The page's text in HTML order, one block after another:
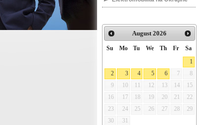
August 2026
Su Mo Tu We Th Fr
Sa
1
2
3 4 5 6 7
8
9
10 11 12 13 14
15
16
17 18 19 20 21
22
23
24 25 26 27 28
29
30
31